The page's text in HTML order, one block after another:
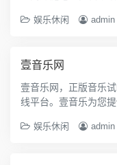
com娱乐休闲 admin
壹音乐网
壹音乐网，正版音乐
线平台。壹音乐为您
娱乐休闲 admin